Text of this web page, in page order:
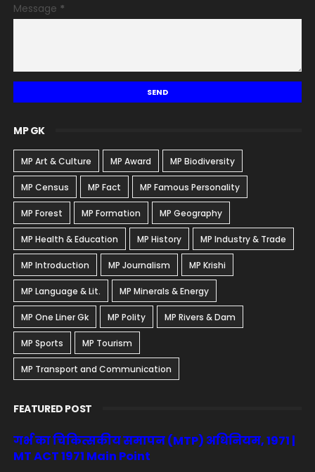
Message *
MP GK
MP Art & Culture MP Award MP Biodiversity
MP Census MP Fact MP Famous Personality
MP Forest MP Formation MP Geography
MP Health & Education MP History MP Industry & Trade
MP Introduction MP Journalism MP Krishi
MP Language & Lit. MP Minerals & Energy
MP One Liner Gk MP Polity MP Rivers & Dam
MP Sports MP Tourism
MP Transport and Communication
FEATURED POST
गर्भ का चिकित्सकीय समापन (MTP) अधिनियम, 1971 |
MT ACT 1971 Main Point